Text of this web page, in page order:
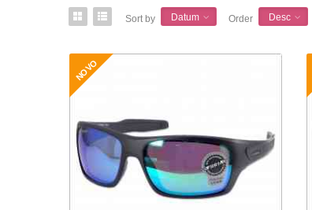
Sort by Datum Order Desc
NOVOFuria sportske sunčane naočale model
Muški model
Linija: Furia X-Sport
Okvir: Grilamid TR-90
Leće: Trivex Polarizirane
Zatamnjenje: 85%